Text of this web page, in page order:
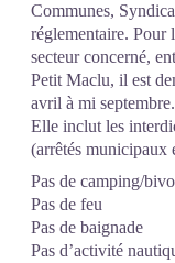
Communes,
réglementaire. Pour
secteur concerné,
Petit Maclu, il est
avril à mi septembre.
Elle inclut les
(arrêtés municipaux
Pas de camping/
Pas de feu
Pas de baignade
Pas d’activité